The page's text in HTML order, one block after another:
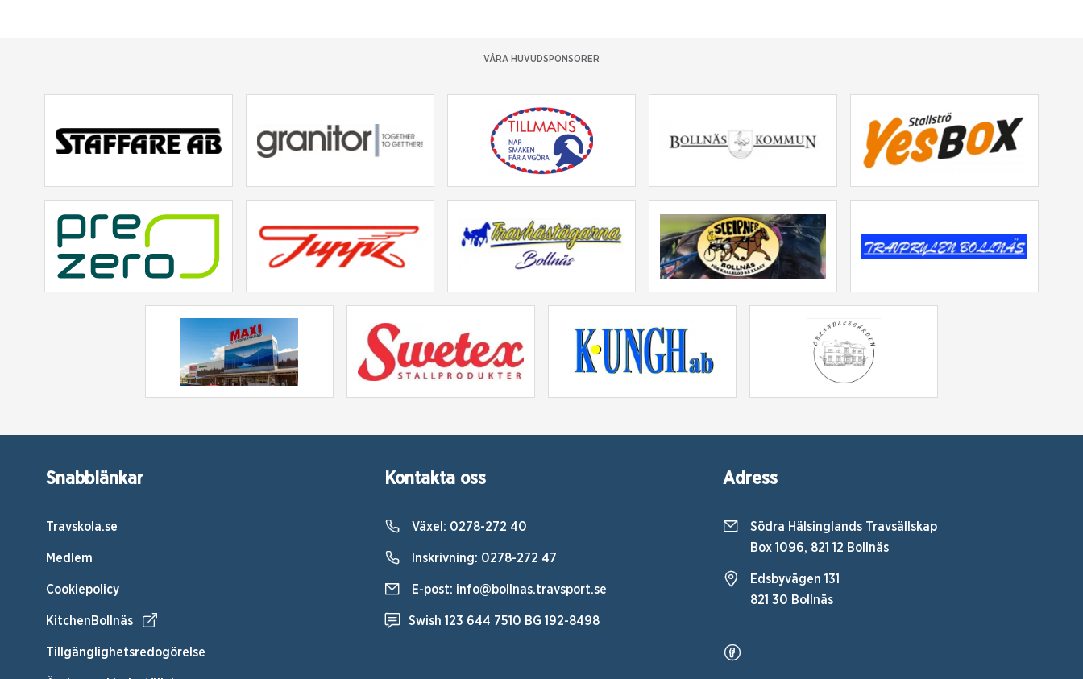
VÅRA HUVUDSPONSORER
Snabblänkar
Travskola.se
Medlem
Cookiepolicy
KitchenBollnäs
Tillgänglighetsredogörelse
Kontakta oss
Växel: 0278-272 40
Inskrivning: 0278-272 47
E-post: info@bollnas.travsport.se
Swish 123 644 7510 BG 192-8498
Adress
Södra Hälsinglands Travsällskap
Box 1096, 821 12 Bollnäs
Edsbyvägen 131
821 30 Bollnäs